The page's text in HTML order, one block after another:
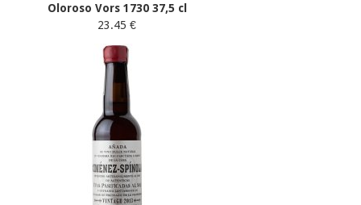
Oloroso Vors 1730 37,5 cl
23.45 €